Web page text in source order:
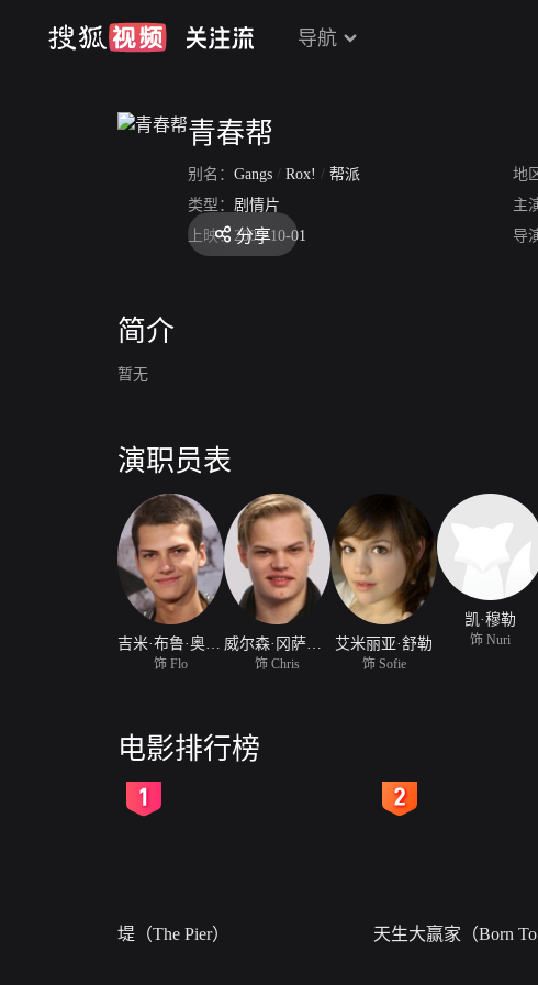
导航
青春帮
别名： Gangs / Rox! / 帮派 地
类型： 剧情片 主
上映： 2009-10-01 导
分享
简介
暂无
演职员表
饰 Flo 饰 Chris
艾米丽亚·舒勒
饰 Sofie
凯·穆勒
饰 Nuri
电影排行榜
堤（The Pier） 天生大赢家（Born To